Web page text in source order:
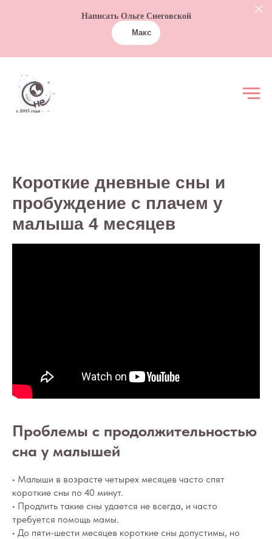
Написать Ольге Снеговской
Макс
Короткие дневные сны и
пробуждение с плачем у
малыша 4 месяцев
Проблемы с продолжительностью
сна у малышей
• Малыши в возрасте четырех месяцев часто спят
короткие сны по 40 минут.
• Продлить такие сны удается не всегда, и часто
требуется помощь мамы.
• До пяти-шести месяцев короткие сны допустимы, но